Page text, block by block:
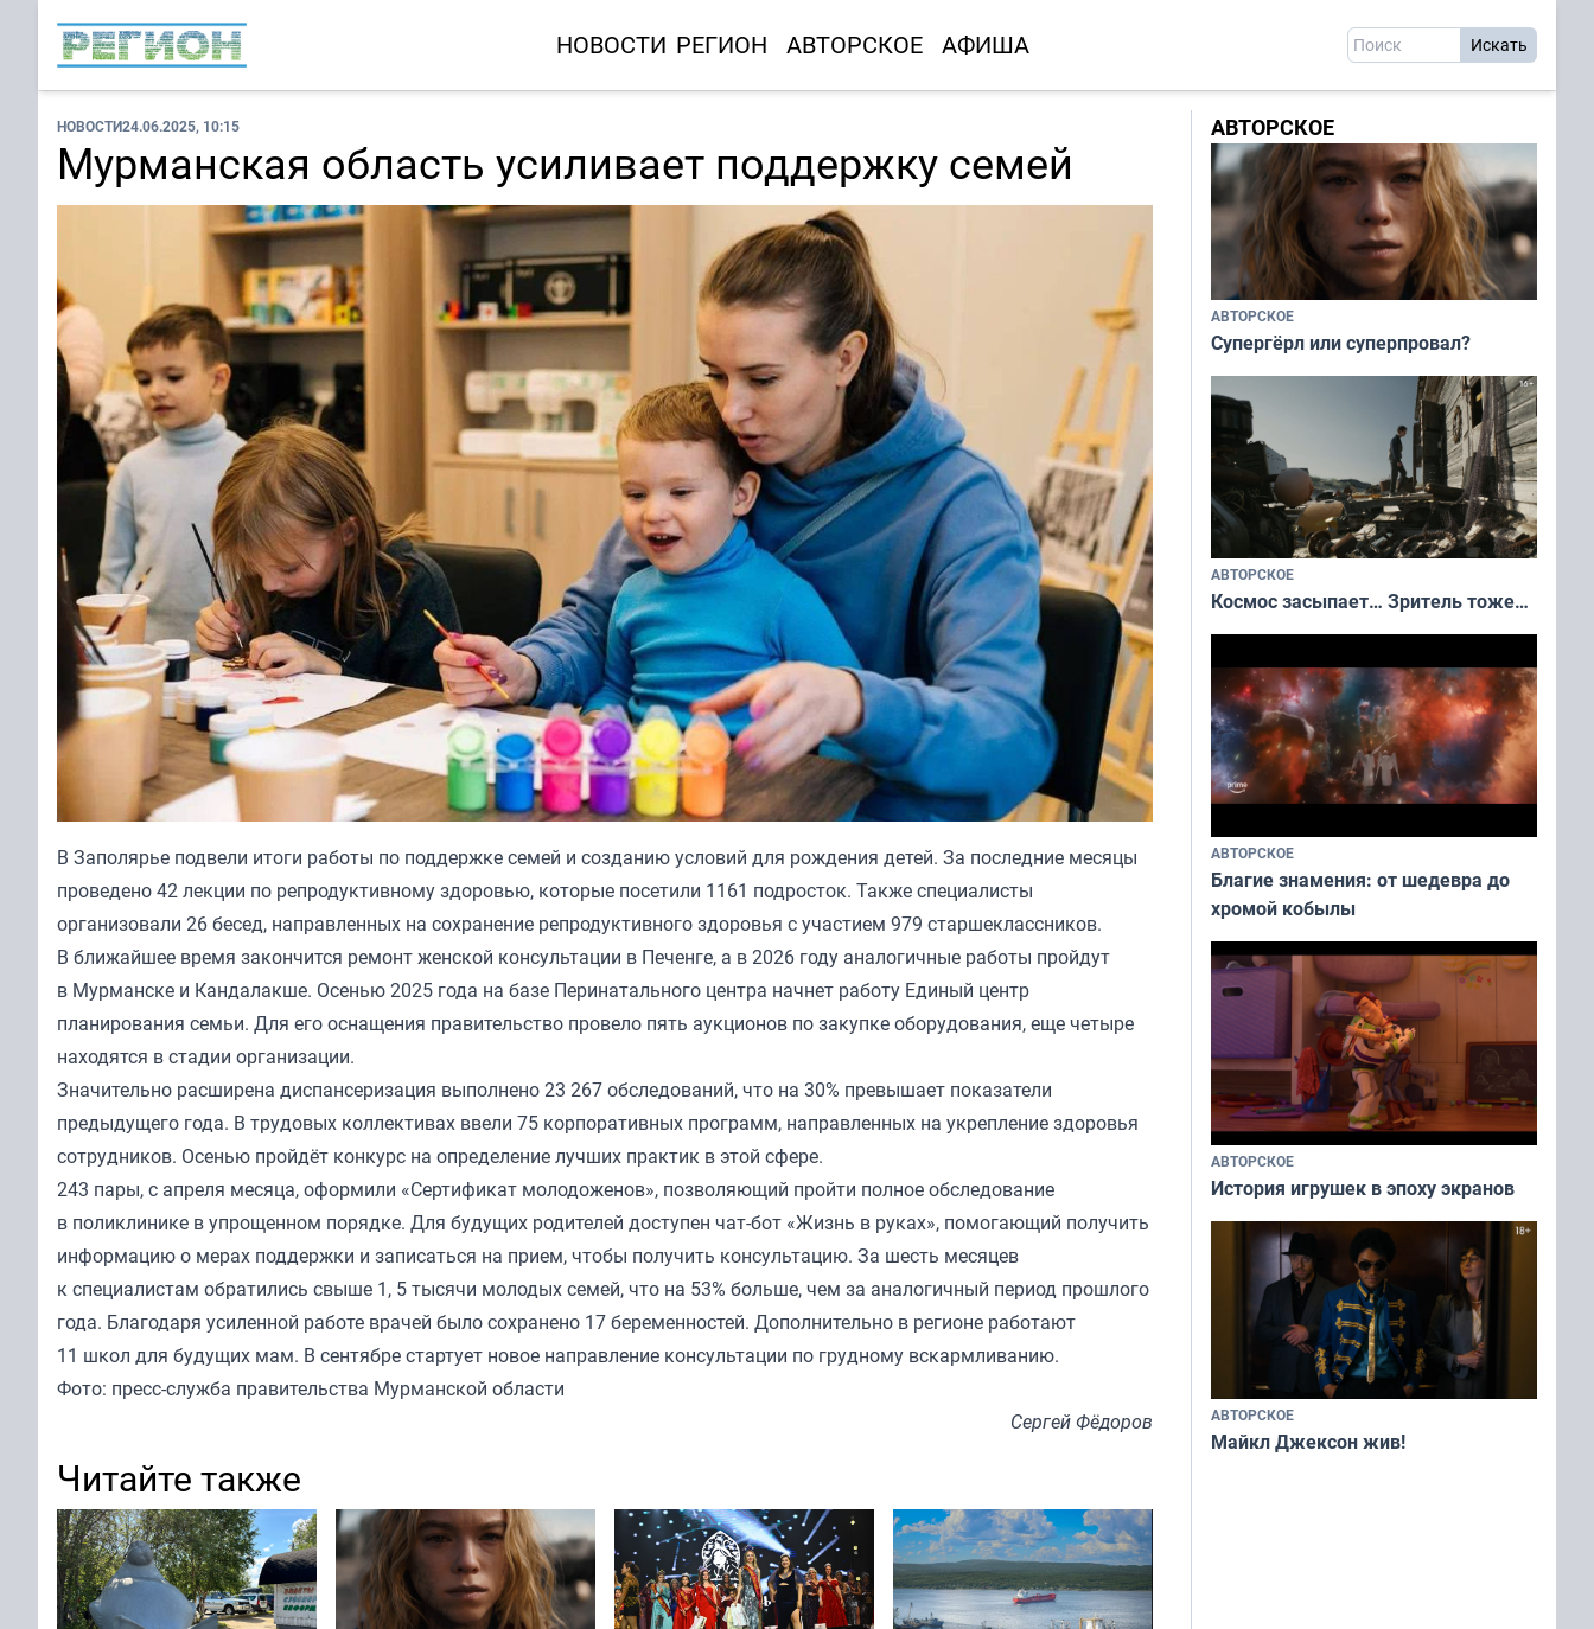
НОВОСТИ РЕГИОН АВТОРСКОЕ АФИША
НОВОСТИ24.06.2025, 10:15
Мурманская область усиливает поддержку семей
В Заполярье подвели итоги работы по поддержке семей и созданию условий для рождения детей. За последние месяцы
проведено 42 лекции по репродуктивному здоровью, которые посетили 1161 подросток. Также специалисты
организовали 26 бесед, направленных на сохранение репродуктивного здоровья с участием 979 старшеклассников.
В ближайшее время закончится ремонт женской консультации в Печенге, а в 2026 году аналогичные работы пройдут
в Мурманске и Кандалакше. Осенью 2025 года на базе Перинатального центра начнет работу Единый центр
планирования семьи. Для его оснащения правительство провело пять аукционов по закупке оборудования, еще четыре
находятся в стадии организации.
Значительно расширена диспансеризация выполнено 23 267 обследований, что на 30% превышает показатели
предыдущего года. В трудовых коллективах ввели 75 корпоративных программ, направленных на укрепление здоровья
сотрудников. Осенью пройдёт конкурс на определение лучших практик в этой сфере.
243 пары, с апреля месяца, оформили «Сертификат молодоженов», позволяющий пройти полное обследование
в поликлинике в упрощенном порядке. Для будущих родителей доступен чат-бот «Жизнь в руках», помогающий получить
информацию о мерах поддержки и записаться на прием, чтобы получить консультацию. За шесть месяцев
к специалистам обратились свыше 1, 5 тысячи молодых семей, что на 53% больше, чем за аналогичный период прошлого
года. Благодаря усиленной работе врачей было сохранено 17 беременностей. Дополнительно в регионе работают
11 школ для будущих мам. В сентябре стартует новое направление консультации по грудному вскармливанию.
Фото: пресс-служба правительства Мурманской области
Сергей Фёдоров
Читайте также
АВТОРСКОЕ
АВТОРСКОЕ
Супергёрл или суперпровал?
АВТОРСКОЕ
Космос засыпает… Зритель тоже…
АВТОРСКОЕ
Благие знамения: от шедевра до
хромой кобылы
АВТОРСКОЕ
История игрушек в эпоху экранов
АВТОРСКОЕ
Майкл Джексон жив!